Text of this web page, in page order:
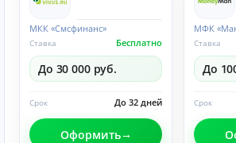
МКК «Смсфинанс»
Бесплатно
Ставка
До 30 000 руб.
До 32 дней
Срок
Оформить
МФК
Ставка
До
Срок